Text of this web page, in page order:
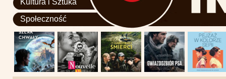
Kultura i Sztuka
Społeczność